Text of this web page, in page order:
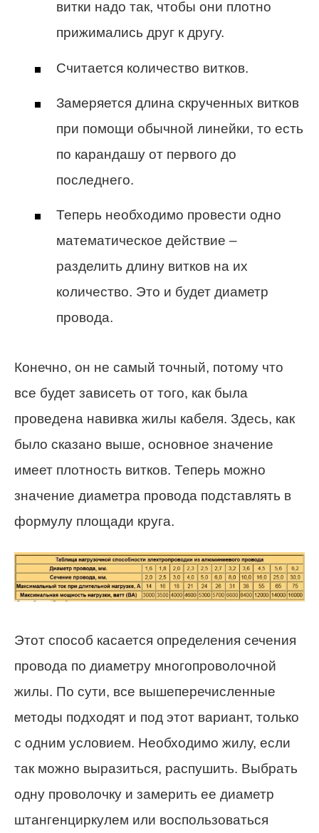
витки надо так, чтобы они плотно
прижимались друг к другу.
Считается количество витков.
Замеряется длина скрученных витков
при помощи обычной линейки, то есть
по карандашу от первого до
последнего.
Теперь необходимо провести одно
математическое действие –
разделить длину витков на их
количество. Это и будет диаметр
провода.
Конечно, он не самый точный, потому что
все будет зависеть от того, как была
проведена навивка жилы кабеля. Здесь, как
было сказано выше, основное значение
имеет плотность витков. Теперь можно
значение диаметра провода подставлять в
формулу площади круга.
Этот способ касается определения сечения
провода по диаметру многопроволочной
жилы. По сути, все вышеперечисленные
методы подходят и под этот вариант, только
с одним условием. Необходимо жилу, если
так можно выразиться, распушить. Выбрать
одну проволочку и замерить ее диаметр
штангенциркулем или воспользоваться